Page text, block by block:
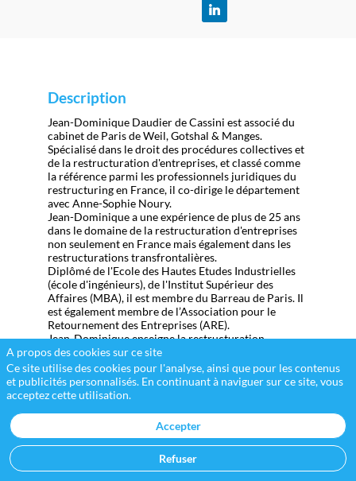
Description
Jean-Dominique Daudier de Cassini est associé du
cabinet de Paris de Weil, Gotshal & Manges.
Spécialisé dans le droit des procédures collectives et
de la restructuration d'entreprises, et classé comme
la référence parmi les professionnels juridiques du
restructuring en France, il co-dirige le département
avec Anne-Sophie Noury.
Jean-Dominique a une expérience de plus de 25 ans
dans le domaine de la restructuration d'entreprises
non seulement en France mais également dans les
restructurations transfrontalières.
Diplômé de l'Ecole des Hautes Etudes Industrielles
(école d'ingénieurs), de l'Institut Supérieur des
Affaires (MBA), il est membre du Barreau de Paris. Il
est également membre de l’Association pour le
Retournement des Entreprises (ARE).
Jean-Dominique enseigne la restructuration
d'entreprises à HEC-ISA. Il dispense également un
cours sur la restructuration financière à l’Université
Paris I Panthéon-Sorbonne.
A propos des cookies sur ce site
Ce site utilise des cookies pour l'analyse, ainsi que pour les contenus
et publicités personnalisés. En continuant à naviguer sur ce site, vous
acceptez cette utilisation.
Accepter
Refuser